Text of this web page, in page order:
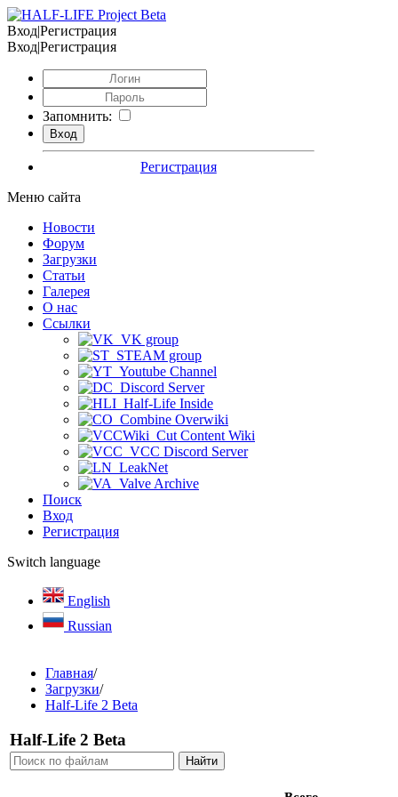
Вход|Регистрация
Вход|Регистрация
Запомнить:
Регистрация
Меню сайта
Новости
Форум
Загрузки
Статьи
Галерея
О нас
Ссылки
VK group
STEAM group
Youtube Channel
Discord Server
Half-Life Inside
Combine Overwiki
Cut Content Wiki
VCC Discord Server
LeakNet
Valve Archive
Поиск
Вход
Регистрация
Switch language
English
Russian
Главная/
Загрузки/
Half-Life 2 Beta
Half-Life 2 Beta